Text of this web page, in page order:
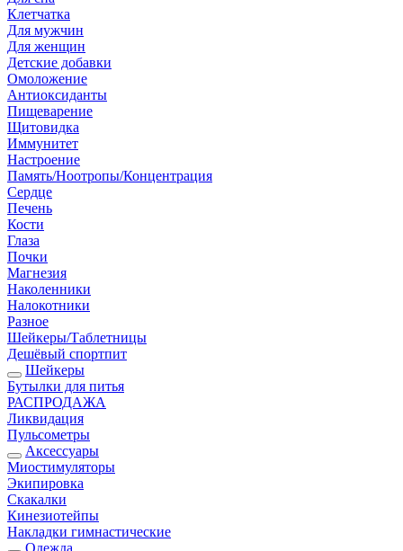
Клетчатка
Для мужчин
Для женщин
Детские добавки
Омоложение
Антиоксиданты
Пищеварение
Щитовидка
Иммунитет
Настроение
Память/Ноотропы/Концентрация
Сердце
Печень
Кости
Глаза
Почки
Магнезия
Наколенники
Налокотники
Разное
Шейкеры/Таблетницы
Дешёвый спортпит
Шейкеры
Бутылки для питья
РАСПРОДАЖА
Ликвидация
Пульсометры
Аксессуары
Миостимуляторы
Экипировка
Скакалки
Кинезиотейпы
Накладки гимнастические
Одежда